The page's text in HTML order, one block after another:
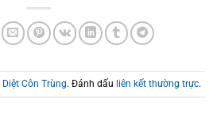
Diệt Côn Trùng. Đánh dấu liên kết thường trực.